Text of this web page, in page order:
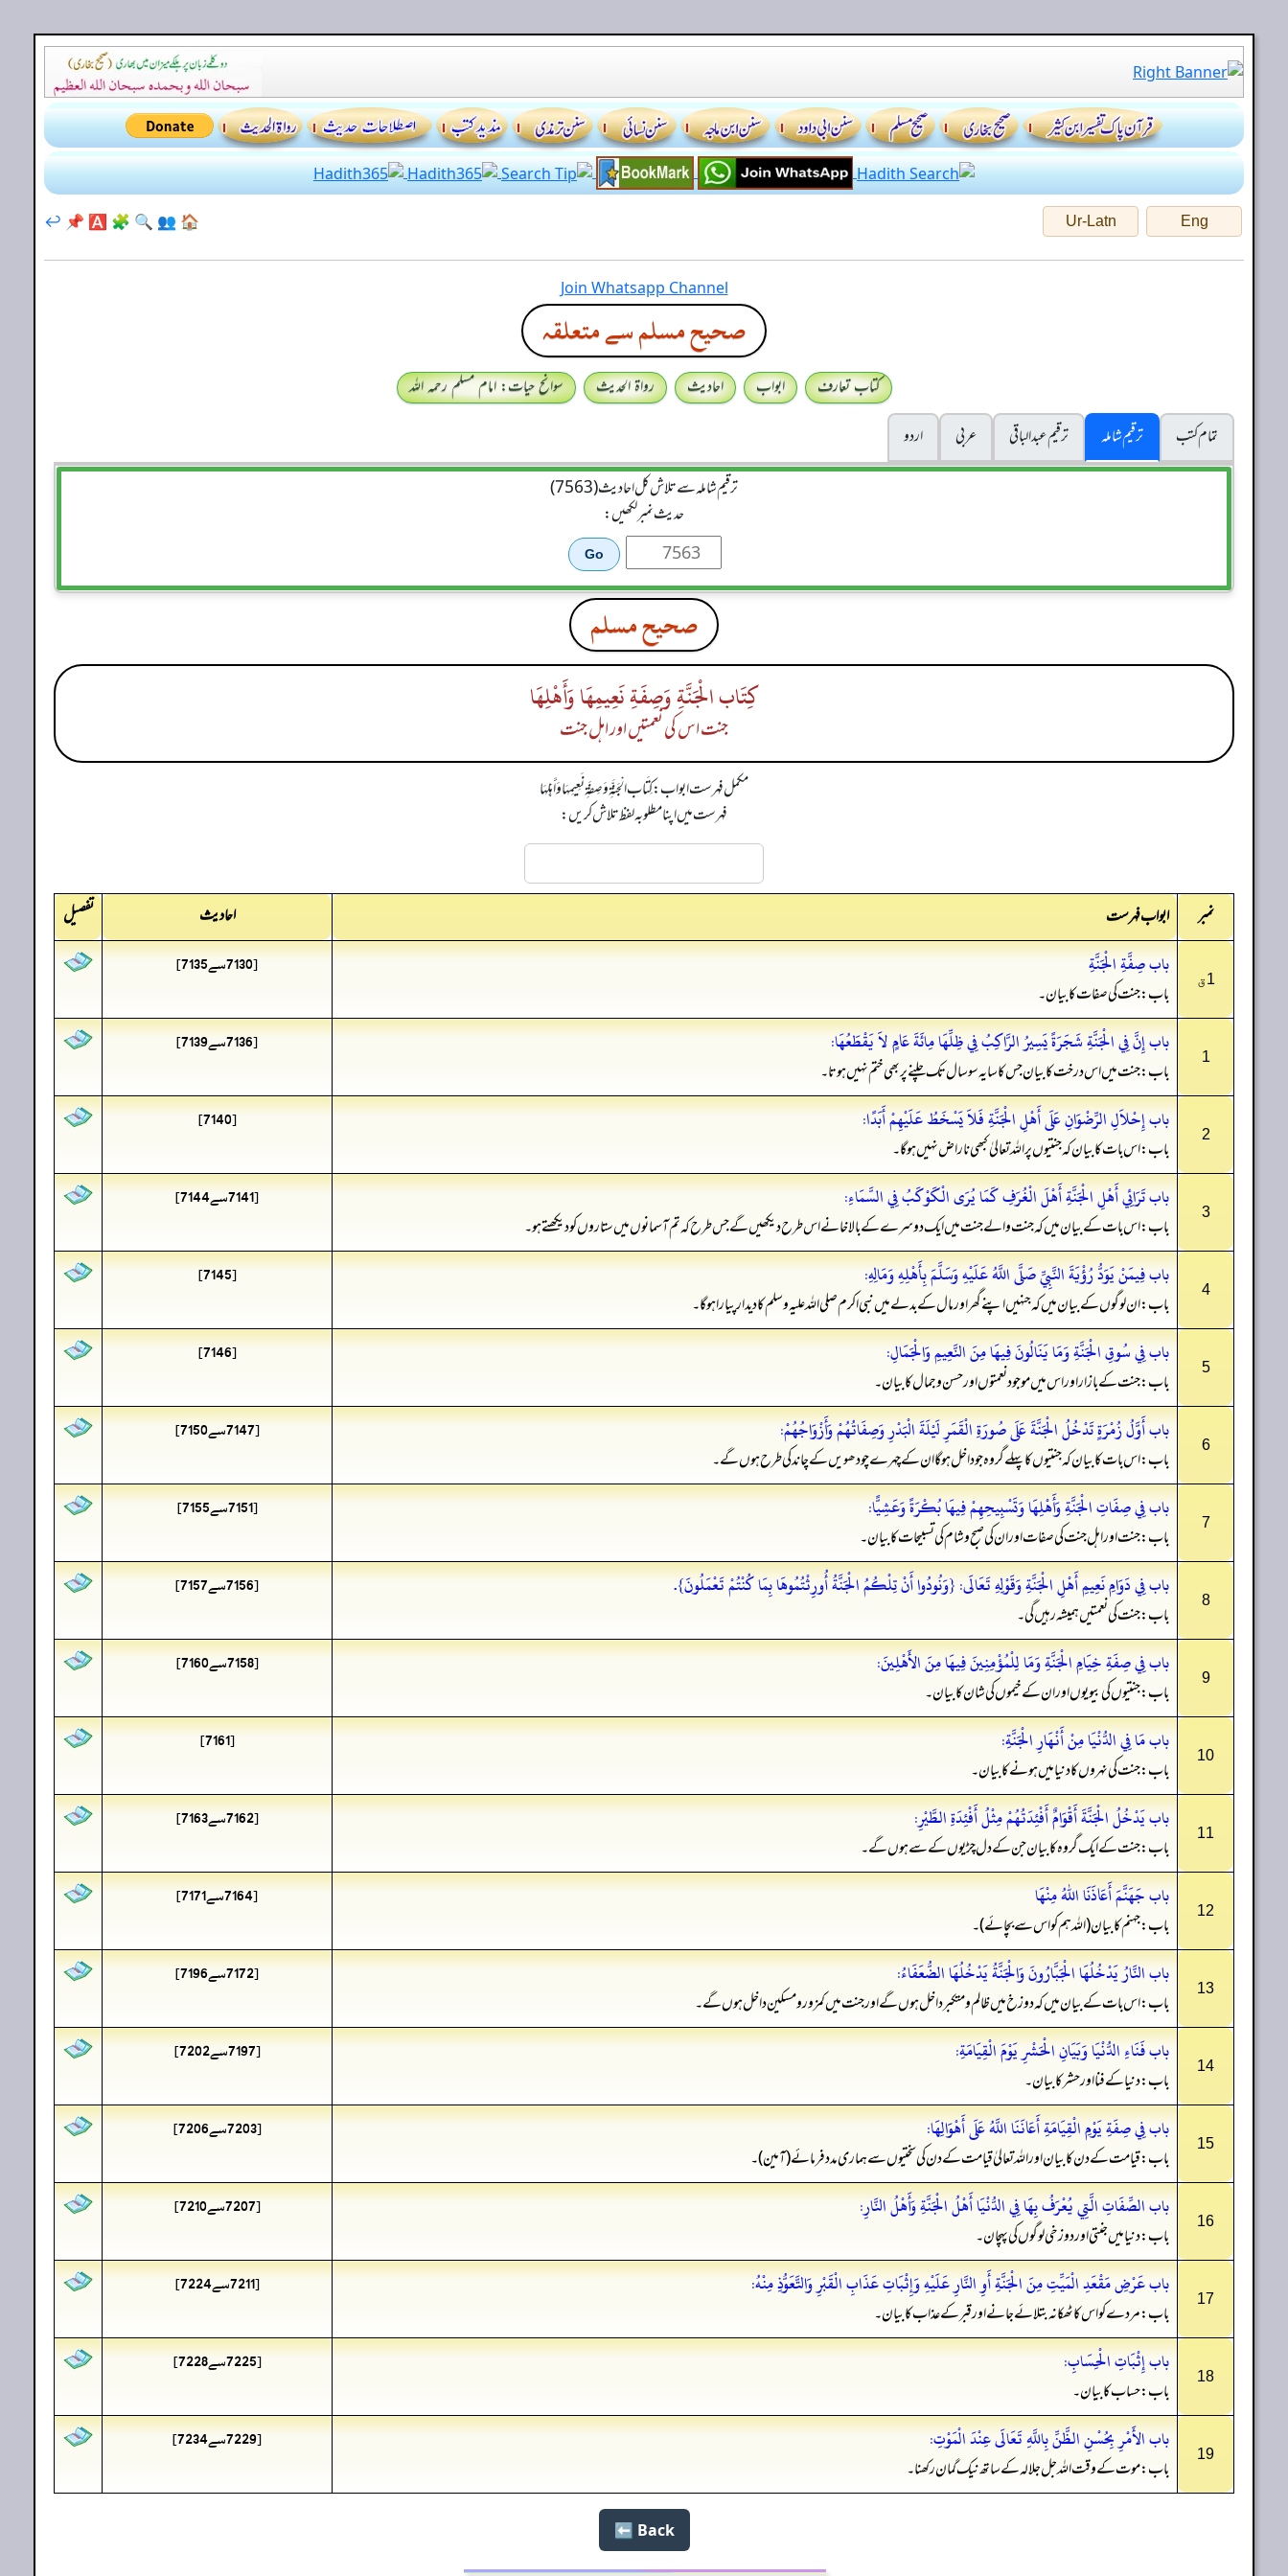
Eng
Ur-Latn
🏠
👥
🔍
🧩
🅰️
📌
↩️
Join Whatsapp Channel
صحيح مسلم سے متعلقہ
کتاب تعارف ابواب احادیث رواۃ الحدیث
سوانح حیات: امام مسلم رحمہ اللہ
تمام کتب
ترقیم شاملہ ترقيم عبدالباقی عربی
اردو
ترقیم شاملہ سے تلاش کل احادیث (7563)
حدیث نمبر لکھیں:
صحيح مسلم
كِتَاب الْجَنَّةِ وَصِفَةِ نَعِيمِهَا وَأَهْلِهَا
جنت اس کی نعمتیں اور اہل جنت
مکمل فہرست ابواب: كِتَاب الْجَنَّةِ وَصِفَةِ نَعِيمِهَا وَأَهْلِهَا
فہرست میں اپنا مطلوبہ لفظ تلاش کریں:
نمبر ابواب فہرست احادیث تفصیل
1ق باب صِفَّةِ الْجَنَّةِ
باب: جنت کی صفات کا بیان۔
[7130سے7135]
1 باب إِنَّ فِي الْجَنَّةِ شَجَرَةً يَسِيرُ الرَّاكِبُ فِي ظِلِّهَا مِائَةَ عَامٍ لاَ يَقْطَعُهَا:
باب: جنت میں اس درخت کا بیان جس کا سایہ سو سال تک چلنے پر بھی ختم نہیں ہوتا۔
[7136سے7139]
2 باب إِحْلاَلِ الرِّضْوَانِ عَلَى أَهْلِ الْجَنَّةِ فَلاَ يَسْخَطُ عَلَيْهِمْ أَبَدًا:
باب: اس بات کا بیان کہ جنتیوں پر اللہ تعالیٰ کبھی ناراض نہیں ہو گا۔
[7140]
3 باب تَرَائِي أَهْلِ الْجَنَّةِ أَهْلَ الْغُرَفِ كَمَا يُرَى الْكَوْكَبُ فِي السَّمَاءِ:
باب: اس بات کے بیان میں کہ جنت والے جنت میں ایک دوسرے کے بالا خانے اس طرح دیکھیں گے جس طرح کہ تم آسمانوں میں ستاروں کو دیکھتے ہو۔
[7141سے7144]
4 باب فِيمَنْ يَوَدُّ رُؤْيَةَ النَّبِيِّ صَلَّى اللَّهُ عَلَيْهِ وَسَلَّمَ بِأَهْلِهِ وَمَالِهِ:
باب: ان لوگوں کے بیان میں کہ جنہیں اپنے گھر اور مال کے بدلے میں نبی اکرم صلی اللہ علیہ وسلم کا دیدار پیارا ہو گا۔
[7145]
5 باب فِي سُوقِ الْجَنَّةِ وَمَا يَنَالُونَ فِيهَا مِنَ النَّعِيمِ وَالْجَمَالِ:
باب: جنت کے بازار اور اس میں موجود نعمتوں اور حسن و جمال کا بیان۔
[7146]
6 باب أَوَّلُ زُمْرَةٍ تَدْخُلُ الْجَنَّةَ عَلَى صُورَةِ الْقَمَرِ لَيْلَةَ الْبَدْرِ وَصِفَاتُهُمْ وَأَزْوَاجُهُمْ:
باب: اس بات کا بیان کہ جنتیوں کا پہلے گروہ جو داخل ہو گا ان کے چہرے چودھویں کے چاند کی طرح ہوں گے۔
[7147سے7150]
7 باب فِي صِفَاتِ الْجَنَّةِ وَأَهْلِهَا وَتَسْبِيحِهِمْ فِيهَا بُكْرَةً وَعَشِيًّا:
باب: جنت اور اہل جنت کی صفات اور ان کی صبح و شام کی تسبیحات کا بیان۔
[7151سے7155]
8 باب فِي دَوَامِ نَعِيمِ أَهْلِ الْجَنَّةِ وَقَوْلِهِ تَعَالَى: {وَنُودُوا أَنْ تِلْكُمُ الْجَنَّةُ أُورِثْتُمُوهَا بِمَا كُنْتُمْ تَعْمَلُونَ}.
باب: جنت کی نعمتیں ہمیشہ رہیں گی۔
[7156سے7157]
9 باب فِي صِفَةِ خِيَامِ الْجَنَّةِ وَمَا لِلْمُؤْمِنِينَ فِيهَا مِنَ الأَهْلِينَ:
باب: جنتیوں کی بیویوں اور ان کے خیموں کی شان کا بیان۔
[7158سے7160]
10 باب مَا فِي الدُّنْيَا مِنْ أَنْهَارِ الْجَنَّةِ:
باب: جنت کی نہروں کا دنیا میں ہونے کا بیان۔
[7161]
11 باب يَدْخُلُ الْجَنَّةَ أَقْوَامٌ أَفْئِدَتُهُمْ مِثْلُ أَفْئِدَةِ الطَّيْرِ:
باب: جنت کے ایک گروہ کا بیان جن کے دل چڑیوں کے سے ہوں گے۔
[7162سے7163]
12 باب جَهَنَّمَ أَعَاذَنَا اللهُ مِنْهَا
باب: جہنم کا بیان (اللہ ہم کو اس سے بچائے)۔
[7164سے7171]
13 باب النَّارُ يَدْخُلُهَا الْجَبَّارُونَ وَالْجَنَّةُ يَدْخُلُهَا الضُّعَفَاءُ:
باب: اس بات کے بیان میں کہ دوزخ میں ظالم و متکبر داخل ہوں گے اور جنت میں کمزور و مسکین داخل ہوں گے۔
[7172سے7196]
14 باب فَنَاءِ الدُّنْيَا وَبَيَانِ الْحَشْرِ يَوْمَ الْقِيَامَةِ:
باب: دنیا کے فنا اور حشر کا بیان۔
[7197سے7202]
15 باب فِي صِفَةِ يَوْمِ الْقِيَامَةِ أَعَانَنَا اللَّهُ عَلَى أَهْوَالِهَا:
باب: قیامت کے دن کا بیان اور اللہ تعالیٰ قیامت کے دن کی سختیوں سے ہماری مدد فرمائے (آمین)۔
[7203سے7206]
16 باب الصِّفَاتِ الَّتِي يُعْرَفُ بِهَا فِي الدُّنْيَا أَهْلُ الْجَنَّةِ وَأَهْلُ النَّارِ:
باب: دنیا میں جنتی اور دوزخی لوگوں کی پہچان۔
[7207سے7210]
17 باب عَرْضِ مَقْعَدِ الْمَيِّتِ مِنَ الْجَنَّةِ أَوِ النَّارِ عَلَيْهِ وَإِثْبَاتِ عَذَابِ الْقَبْرِ وَالتَّعَوُّذِ مِنْهُ:
باب: مردے کو اس کا ٹھکانہ بتلائے جانے اور قبر کے عذاب کا بیان۔
[7211سے7224]
18 باب إِثْبَاتِ الْحِسَابِ:
باب: حساب کا بیان۔
[7225سے7228]
19 باب الأَمْرِ بِحُسْنِ الظَّنِّ بِاللَّهِ تَعَالَى عِنْدَ الْمَوْتِ:
باب: موت کے وقت اللہ جل جلالہ کے ساتھ نیک گمان رکھنا۔
[7229سے7234]
Back ⬅️